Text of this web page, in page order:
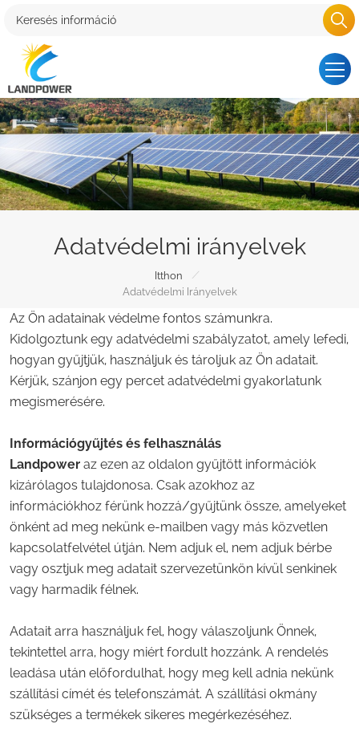
Adatvédelmi irányelvek
Itthon
/
Adatvédelmi Irányelvek
Az Ön adatainak védelme fontos számunkra.
Kidolgoztunk egy adatvédelmi szabályzatot, amely lefedi,
hogyan gyűjtjük, használjuk és tároljuk az Ön adatait.
Kérjük, szánjon egy percet adatvédelmi gyakorlatunk
megismerésére.
Információgyűjtés és felhasználás
Landpower az ezen az oldalon gyűjtött információk
kizárólagos tulajdonosa. Csak azokhoz az
információkhoz férünk hozzá/gyűjtünk össze, amelyeket
önként ad meg nekünk e-mailben vagy más közvetlen
kapcsolatfelvétel útján. Nem adjuk el, nem adjuk bérbe
vagy osztjuk meg adatait szervezetünkön kívül senkinek
vagy harmadik félnek.
Adatait arra használjuk fel, hogy válaszoljunk Önnek,
tekintettel arra, hogy miért fordult hozzánk. A rendelés
leadása után előfordulhat, hogy meg kell adnia nekünk
szállítási címét és telefonszámát. A szállítási okmány
szükséges a termékek sikeres megérkezéséhez.